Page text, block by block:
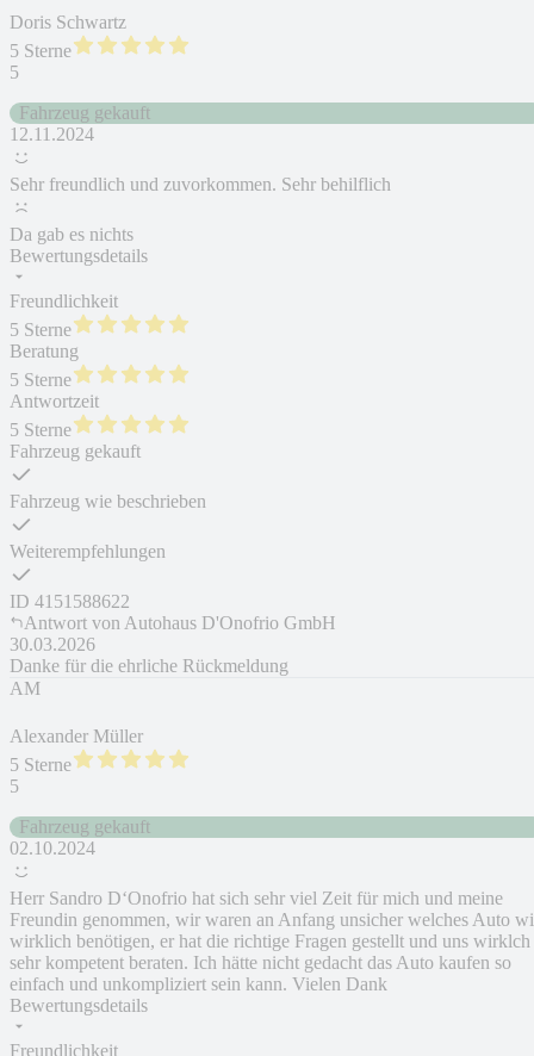
Doris Schwartz
5 Sterne
5
Fahrzeug gekauft
12.11.2024
Sehr freundlich und zuvorkommen. Sehr behilflich
Da gab es nichts
Bewertungsdetails
Freundlichkeit
5 Sterne
Beratung
5 Sterne
Antwortzeit
5 Sterne
Fahrzeug gekauft
Fahrzeug wie beschrieben
Weiterempfehlungen
ID 4151588622
Antwort von Autohaus D'Onofrio GmbH
30.03.2026
Danke für die ehrliche Rückmeldung
AM
Alexander Müller
5 Sterne
5
Fahrzeug gekauft
02.10.2024
Herr Sandro D‘Onofrio hat sich sehr viel Zeit für mich und meine
Freundin genommen, wir waren an Anfang unsicher welches Auto
wirklich benötigen, er hat die richtige Fragen gestellt und uns wirklch
sehr kompetent beraten. Ich hätte nicht gedacht das Auto kaufen so
einfach und unkompliziert sein kann. Vielen Dank
Bewertungsdetails
Freundlichkeit